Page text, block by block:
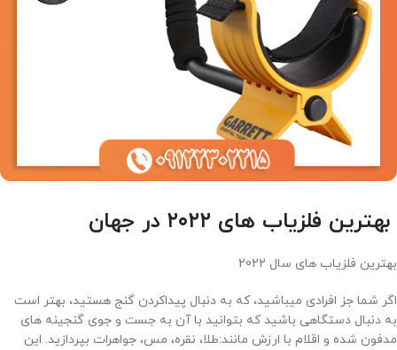
بهترین فلزیاب های ۲۰۲۲ در جهان
بهترین فلزیاب های سال 2022
اگر شما جز افرادی میباشید، که به دنبال پیداکردن گنج هستید، بهتر است
به دنبال دستگاهی باشید که بتوانید با آن به جست و جوی گنجینه های
مدفون شده و اقلام با ارزش مانند:طلا، نقره، مس، جواهرات بپردازید. این